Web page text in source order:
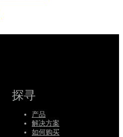
探寻
产品
解决方案
如何购买